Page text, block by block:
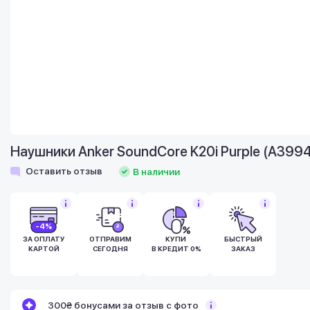
Наушники Anker SoundCore K20i Purple
Оставить отзыв В наличии
-4%
ЗА ОПЛАТУ
КАРТОЙ
ОТПРАВИМ
СЕГОДНЯ
КУПИ
В КРЕДИТ 0%
БЫСТРЫЙ
ЗАКАЗ
300₴ бонусами за отзыв с фото
дней после покупки.